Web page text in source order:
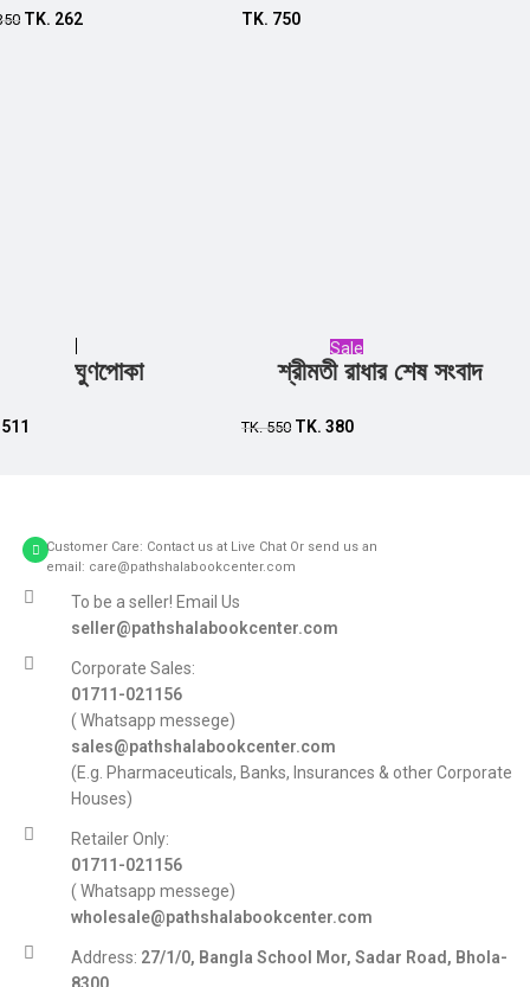
TK. 262 TK. 750
Add to cart
ঘুণপোকা
511
Sale
শ্রীমতী রাধার শেষ সংবাদ
TK.550 TK. 380
Customer Care: Contact us at Live Chat Or send us an
email: care@pathshalabookcenter.com
To be a seller! Email Us
seller@pathshalabookcenter.com
Corporate Sales:
01711-021156
( Whatsapp messege)
sales@pathshalabookcenter.com
(E.g. Pharmaceuticals, Banks, Insurances & other Corporate
Houses)
Retailer Only:
01711-021156
( Whatsapp messege)
wholesale@pathshalabookcenter.com
Address: 27/1/0, Bangla School Mor, Sadar Road, Bhola-